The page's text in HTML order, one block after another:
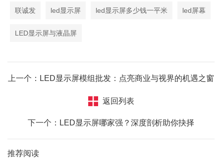
联诚发 led显示屏 led显示屏多少钱一平米 led屏幕
LED显示屏与液晶屏
上一个：LED显示屏模组批发：点亮商业与视界的机遇之窗
返回列表
下一个：LED显示屏哪家强？深度剖析助你抉择
推荐阅读